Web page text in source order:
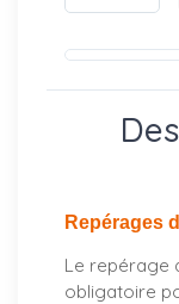
Repérages
Le repérage
obligatoire